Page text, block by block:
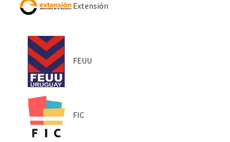
Extensión
FEUU
FIC